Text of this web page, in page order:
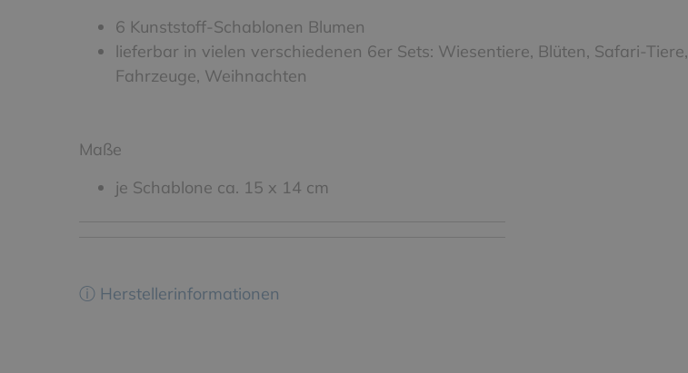
6 Kunststoff-Schablonen Blumen
lieferbar in vielen verschiedenen 6er Sets: Wiesentiere, Blüten, Safari-Tiere,
Fahrzeuge, Weihnachten
Maße
je Schablone ca. 15 x 14 cm
ⓘ Herstellerinformationen